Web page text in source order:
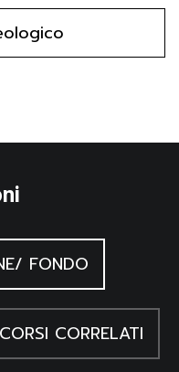
FONDO
CORRELATI